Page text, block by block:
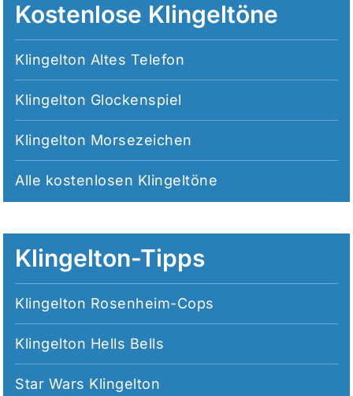
Kostenlose Klingeltöne
Klingelton Altes Telefon
Klingelton Glockenspiel
Klingelton Morsezeichen
Alle kostenlosen Klingeltöne
Klingelton-Tipps
Klingelton Rosenheim-Cops
Klingelton Hells Bells
Star Wars Klingelton